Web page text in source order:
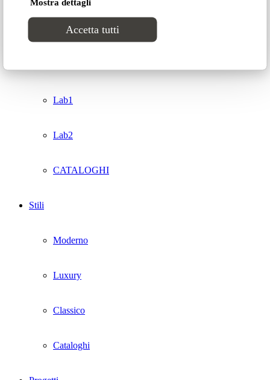
Mostra dettagli
Accetta tutti
Sweet dreams
Lab1
Lab2
CATALOGHI
Stili
Moderno
Luxury
Classico
Cataloghi